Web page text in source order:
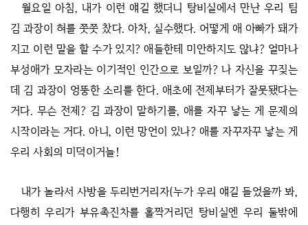
월요일 아침, 내가 이런 얘길 했더니 탕비실에서 만난 우리 팀
김 과장이 혀를 쯧쯧 찼다. 아차, 실수했다. 어떻게 애 아빠가 돼가
지고 이런 말을 할 수가 있지? 애들한테 미안하지도 않냐? 얼마나
부성애가 모자라는 이기적인 인간으로 보일까? 나 자신을 꾸짖는
데 김 과장이 엉뚱한 소리를 한다. 애초에 전제부터가 잘못됐다는
거다. 무슨 전제? 김 과장이 말하기를, 애를 자꾸 낳는 게 문제의
시작이라는 거다. 아니, 이런 망언이 있나? 애를 자꾸자꾸 낳는 게
우리 사회의 미덕이거늘!
내가 놀라서 사방을 두리번거리자(누가 우리 얘길 들었을까 봐,
다행히 우리가 부유촉진차를 홀짝거리던 탕비실엔 우리 둘밖에